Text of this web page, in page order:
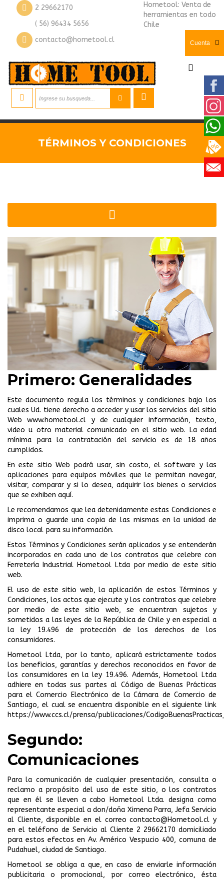
2 29662170
( 56) 96434 5656
contacto@hometool.cl
Hometool: Venta de
herramientas en todo
Chile
Cuenta
TÉRMINOS Y CONDICIONES
Primero: Generalidades
Este documento regula los términos y condiciones bajo los
cuales Ud. tiene derecho a acceder y usar los servicios del sitio
Web www.hometool.cl y de cualquier información, texto,
video u otro material comunicado en el sitio web. La edad
mínima para la contratación del servicio es de 18 años
cumplidos.
En este sitio Web podrá usar, sin costo, el software y las
aplicaciones para equipos móviles que le permitan navegar,
visitar, comparar y si lo desea, adquirir los bienes o servicios
que se exhiben aquí.
Le recomendamos que lea detenidamente estas Condiciones e
imprima o guarde una copia de las mismas en la unidad de
disco local para su información.
Estos Términos y Condiciones serán aplicados y se entenderán
incorporados en cada uno de los contratos que celebre con
Ferretería Industrial Hometool Ltda por medio de este sitio
web.
El uso de este sitio web, la aplicación de estos Términos y
Condiciones, los actos que ejecute y los contratos que celebre
por medio de este sitio web, se encuentran sujetos y
sometidos a las leyes de la República de Chile y en especial a
la ley 19.496 de protección de los derechos de los
consumidores.
Hometool Ltda, por lo tanto, aplicará estrictamente todos
los beneficios, garantías y derechos reconocidos en favor de
los consumidores en la ley 19.496. Además, Hometool Ltda
adhiere en todas sus partes al Código de Buenas Prácticas
para el Comercio Electrónico de la Cámara de Comercio de
Santiago, el cual se encuentra disponible en el siguiente link
https://www.ccs.cl/prensa/publicaciones/
Segundo:
Comunicaciones
Para la comunicación de cualquier presentación, consulta o
reclamo a propósito del uso de este sitio, o los contratos
que en él se lleven a cabo Hometool Ltda. designa como
representante especial a don/doña Ximena Parra, Jefa Servicio
al Cliente, disponible en el correocontacto@Hometool.cl y
en el teléfono de Servicio al Cliente 2 29662170 domiciliado
para estos efectos en Av. Américo Vespucio 400, comuna de
Pudahuel, ciudad de Santiago.
Hometool se obliga a que, en caso de enviarle información
publicitaria o promocional, por correo electrónico, ésta